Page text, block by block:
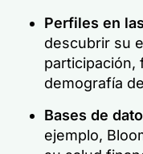
Perfiles en
descubrir su
participación,
demografía
Bases de
ejemplo,